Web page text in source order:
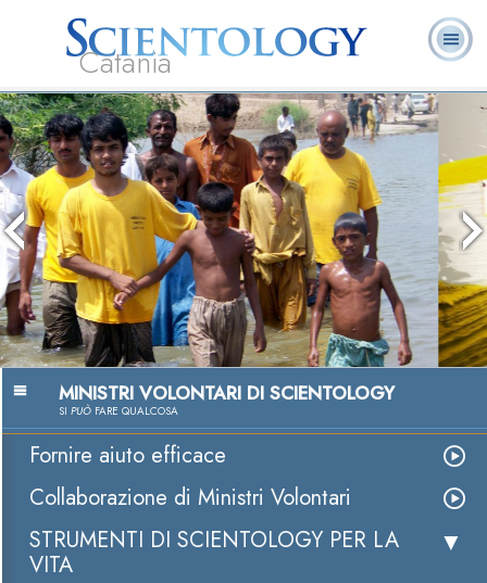
Catania
L. Ron Hubbard:
Fondatore
Che cos’è
Scientology?
Ministri
Volontari
Domande
ricorrenti
Libri
Impulso ad
Guarda i
MINISTRI VOLONTARI DI SCIENTOLOGY
SI PUÒ FARE QUALCOSA
Fornire aiuto efficace
Collaborazione di Ministri Volontari
STRUMENTI DI SCIENTOLOGY PER LA
VITA